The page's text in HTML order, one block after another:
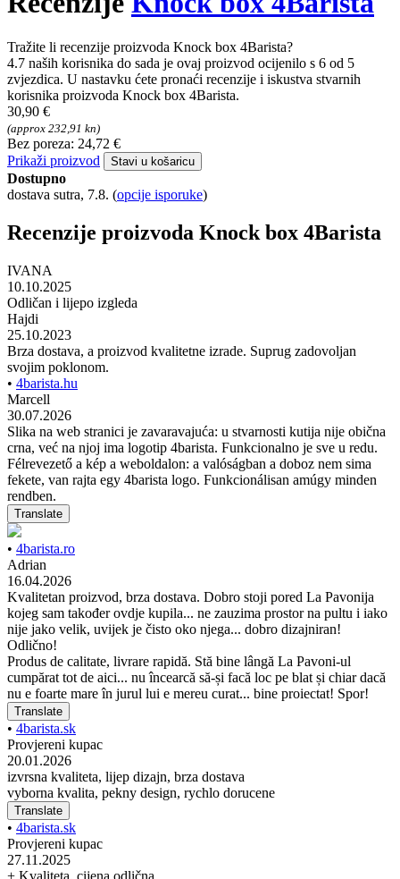
Tražite li recenzije proizvoda Knock box 4Barista?
4.7 naših korisnika do sada je ovaj proizvod ocijenilo s 6 od 5
zvjezdica. U nastavku ćete pronaći recenzije i iskustva stvarnih
korisnika proizvoda Knock box 4Barista.
30,90 €
(approx 232,91 kn)
Bez poreza: 24,72 €
Prikaži proizvod
Stavi u košaricu
Dostupno
dostava sutra, 7.8. (opcije isporuke)
Recenzije proizvoda Knock box 4Barista
IVANA
10.10.2025
Odličan i lijepo izgleda
Hajdi
25.10.2023
Brza dostava, a proizvod kvalitetne izrade. Suprug zadovoljan
svojim poklonom.
• 4barista.hu
Marcell
30.07.2026
Slika na web stranici je zavaravajuća: u stvarnosti kutija nije obična
crna, već na njoj ima logotip 4barista. Funkcionalno je sve u redu.
Félrevezető a kép a weboldalon: a valóságban a doboz nem sima
fekete, van rajta egy 4barista logo. Funkcionálisan amúgy minden
rendben.
Translate
• 4barista.ro
Adrian
16.04.2026
Kvalitetan proizvod, brza dostava. Dobro stoji pored La Pavonija
kojeg sam također ovdje kupila... ne zauzima prostor na pultu i iako
nije jako velik, uvijek je čisto oko njega... dobro dizajniran!
Odlično!
Produs de calitate, livrare rapidă. Stă bine lângă La Pavoni-ul
cumpărat tot de aici... nu încearcă să-și facă loc pe blat și chiar dacă
nu e foarte mare în jurul lui e mereu curat... bine proiectat! Spor!
Translate
• 4barista.sk
Provjereni kupac
20.01.2026
izvrsna kvaliteta, lijep dizajn, brza dostava
vyborna kvalita, pekny design, rychlo dorucene
Translate
• 4barista.sk
Provjereni kupac
27.11.2025
+ Kvaliteta, cijena odlična